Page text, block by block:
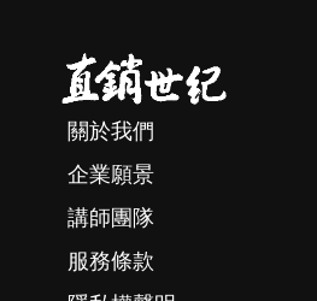
關於我們
企業願景
講師團隊
服務條款